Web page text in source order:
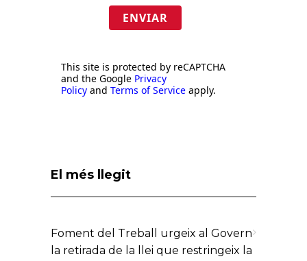
ENVIAR
This site is protected by reCAPTCHA
and the Google Privacy
Policy and Terms of Service apply.
El més llegit
Foment del Treball urgeix al Govern
la retirada de la llei que restringeix la